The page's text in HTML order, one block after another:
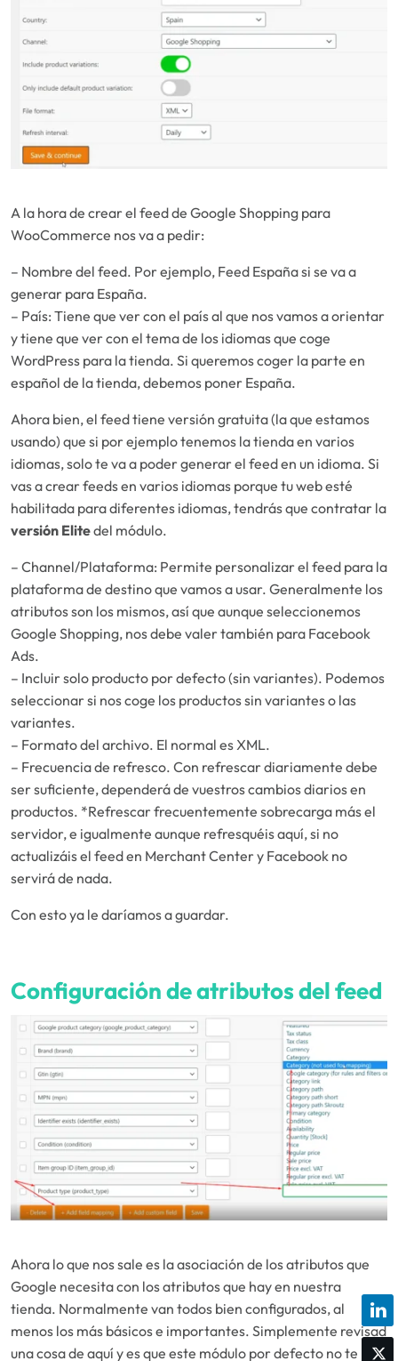
A la hora de crear el feed de Google Shopping para
WooCommerce nos va a pedir:
– Nombre del feed. Por ejemplo, Feed España si se va a
generar para España.
– País: Tiene que ver con el país al que nos vamos a orientar
y tiene que ver con el tema de los idiomas que coge
WordPress para la tienda. Si queremos coger la parte en
español de la tienda, debemos poner España.
Ahora bien, el feed tiene versión gratuita (la que estamos
usando) que si por ejemplo tenemos la tienda en varios
idiomas, solo te va a poder generar el feed en un idioma. Si
vas a crear feeds en varios idiomas porque tu web esté
habilitada para diferentes idiomas, tendrás que contratar la
versión Elitedel módulo.
– Channel/Plataforma: Permite personalizar el feed para la
plataforma de destino que vamos a usar. Generalmente los
atributos son los mismos, así que aunque seleccionemos
Google Shopping, nos debe valer también para Facebook
Ads.
– Incluir solo producto por defecto (sin variantes). Podemos
seleccionar si nos coge los productos sin variantes o las
variantes.
– Formato del archivo. El normal es XML.
– Frecuencia de refresco. Con refrescar diariamente debe
ser suficiente, dependerá de vuestros cambios diarios en
productos. *Refrescar frecuentemente sobrecarga más el
servidor, e igualmente aunque refresquéis aquí, si no
actualizáis el feed en Merchant Center y Facebook no
servirá de nada.
Con esto ya le daríamos a guardar.
Configuración de atributos del feed
Ahora lo que nos sale es la asociación de los atributos que
Google necesita con los atributos que hay en nuestra
tienda. Normalmente van todos bien configurados, al
menos los más básicos e importantes. Simplemente revisad
una cosa de aquí y es que este módulo por defecto no te